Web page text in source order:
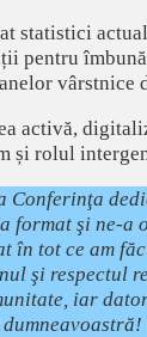
statistici
pentru
vârstnice
activă,
și rolul
Conferinţa
format şi ne-
în tot ce am
şi respectul
iar